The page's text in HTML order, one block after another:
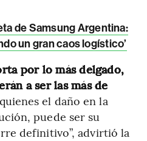
de Samsung Argentina:
un gran caos logístico’
por lo más delgado,
a ser las más de
el daño en la
puede ser su
definitivo”, advirtió la